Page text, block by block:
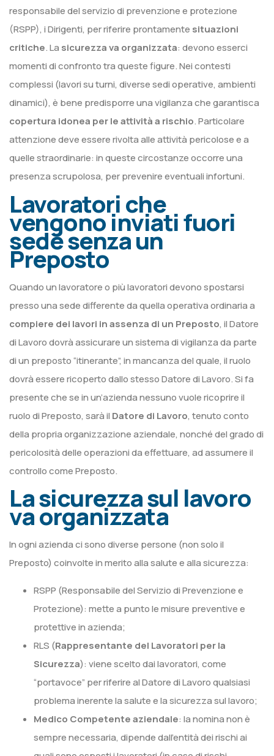
responsabile del servizio di prevenzione e protezione
(RSPP), i Dirigenti, per riferire prontamente situazioni
critiche. La sicurezza va organizzata: devono esserci
momenti di confronto tra queste figure. Nei contesti
complessi (lavori su turni, diverse sedi operative, ambienti
dinamici), è bene predisporre una vigilanza che garantisca
copertura idonea per le attività a rischio. Particolare
attenzione deve essere rivolta alle attività pericolose e a
quelle straordinarie: in queste circostanze occorre una
presenza scrupolosa, per prevenire eventuali infortuni.
Lavoratori che
vengono inviati fuori
sede senza un
Preposto
Quando un lavoratore o più lavoratori devono spostarsi
presso una sede differente da quella operativa ordinaria a
compiere dei lavori in assenza di un Preposto, il Datore
di Lavoro dovrà assicurare un sistema di vigilanza da parte
di un preposto “itinerante”, in mancanza del quale, il ruolo
dovrà essere ricoperto dallo stesso Datore di Lavoro. Si fa
presente che se in un’azienda nessuno vuole ricoprire il
ruolo di Preposto, sarà il Datore di Lavoro, tenuto conto
della propria organizzazione aziendale, nonché del grado di
pericolosità delle operazioni da effettuare, ad assumere il
controllo come Preposto.
La sicurezza sul lavoro
va organizzata
In ogni azienda ci sono diverse persone (non solo il
Preposto) coinvolte in merito alla salute e alla sicurezza:
RSPP (Responsabile del Servizio di Prevenzione e
Protezione): mette a punto le misure preventive e
protettive in azienda;
RLS (Rappresentante del Lavoratori per la
Sicurezza): viene scelto dai lavoratori, come
“portavoce” per riferire al Datore di Lavoro qualsiasi
problema inerente la salute e la sicurezza sul lavoro;
Medico Competente aziendale: la nomina non è
sempre necessaria, dipende dall’entità dei rischi ai